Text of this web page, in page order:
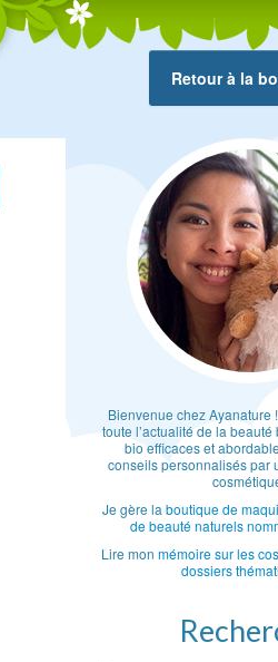
Retour à la
Bienvenue chez Ayanature
toute l’actualité de la
bio efficaces et
conseils personnalisés par
Je gère la boutique de
de beauté naturels
Lire mon mémoire sur les
dossiers